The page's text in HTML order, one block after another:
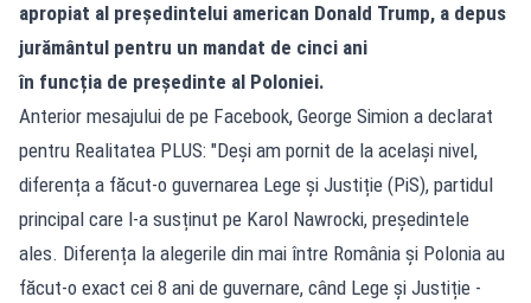
apropiat al președintelui american Donald Trump, a depus
jurământul pentru un mandat de cinci ani
în funcția de președinte al Poloniei.
Anterior mesajului de pe Facebook, George Simion a declarat
pentru Realitatea PLUS: "Deși am pornit de la același nivel,
diferența a făcut-o guvernarea Lege și Justiție (PiS), partidul
principal care l-a susținut pe Karol Nawrocki, președintele
ales. Diferența la alegerile din mai între România și Polonia au
făcut-o exact cei 8 ani de guvernare, când Lege și Justiție -